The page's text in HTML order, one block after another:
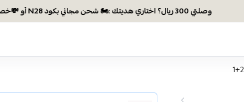
وصلتي 300 ريال؟ اختاري هديتك :🏍 شحن مجاني بكود N28 أو 💸خصم بكود EID26